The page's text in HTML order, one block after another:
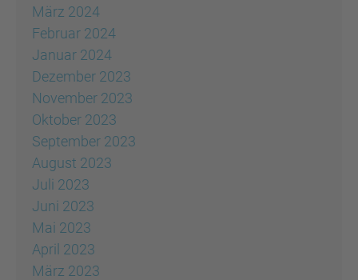
März 2024
Februar 2024
Januar 2024
Dezember 2023
November 2023
Oktober 2023
September 2023
August 2023
Juli 2023
Juni 2023
Mai 2023
April 2023
März 2023